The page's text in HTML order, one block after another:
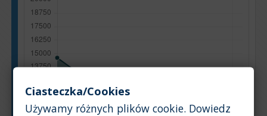
Ciasteczka/Cookies
Używamy różnych plików cookie. Dowiedz